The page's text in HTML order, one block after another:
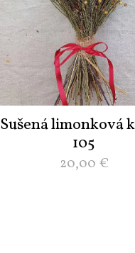
Sušená limonková
105
20,00 €